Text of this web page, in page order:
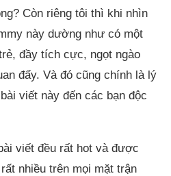
Còn riêng tôi thì khi nhìn
này dường như có một
đầy tích cực, ngọt ngào
đấy. Và đó cũng chính là lý
viết này đến các bạn độc
viết đều rất hot và được
nhiều trên mọi mặt trận